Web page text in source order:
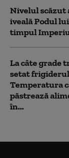
Nivelul scăzut
iveală Podul
timpul
La câte grade
setat
Temperatura
păstrează
în...